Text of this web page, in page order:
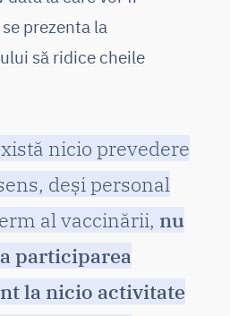
prezenta la
să ridice cheile
nicio prevedere
deși personal
al vaccinării, nu
participarea
la nicio activitate